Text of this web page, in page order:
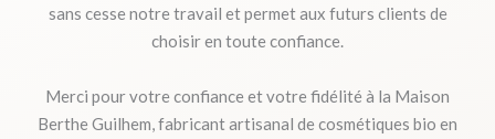
sans cesse notre travail et permet aux futurs clients de
choisir en toute confiance.
Merci pour votre confiance et votre fidélité à la Maison
Berthe Guilhem, fabricant artisanal de cosmétiques bio en